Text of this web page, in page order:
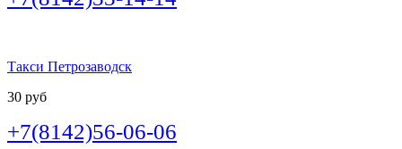
Такси Петрозаводск
30 руб
+7(8142)56-06-06